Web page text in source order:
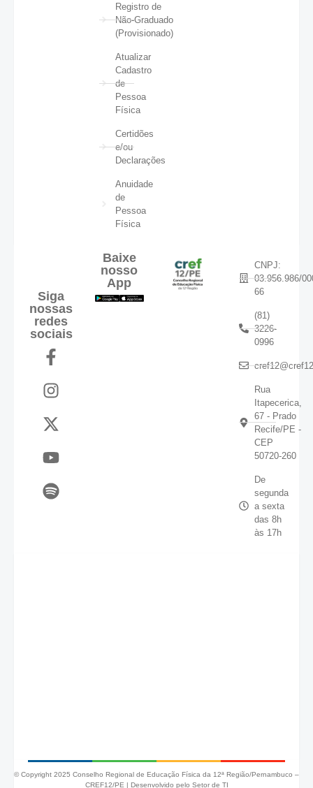
Registro de
Não-Graduado
(Provisionado)
Atualizar
Cadastro
de
Pessoa
Física
Certidões
e/ou
Declarações
Anuidade
de
Pessoa
Física
Siga
nossas
redes
sociais
Baixe
nosso
App
CNPJ:
03.956.986/
66
(81)
3226-
0996
Rua
Itapecerica,
67 - Prado
Recife/PE -
CEP
50720-260
De
segunda
a sexta
das 8h
às 17h
© Copyright 2025 Conselho Regional de Educação Física da 12ª Região/Pernambuco –
CREF12/PE | Desenvolvido pelo Setor de TI